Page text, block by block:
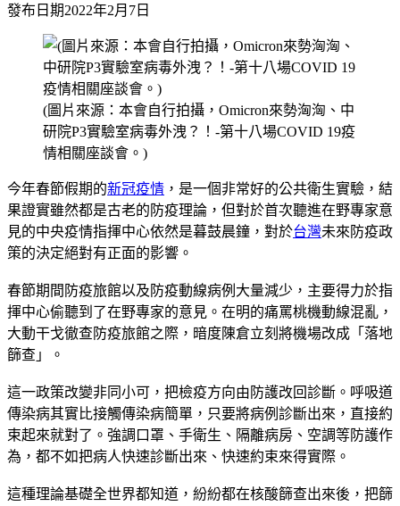
發布日期2022年2月7日
(圖片來源：本會自行拍攝，Omicron來勢洶洶、中
研院P3實驗室病毒外洩？！-第十八場COVID 19疫
情相關座談會。)
今年春節假期的新冠疫情 ，是一個非常好的公共衛生實驗，結
果證實雖然都是古老的防疫理論，但對於首次聽進在野專家意
見的中央疫情指揮中心依然是暮鼓晨鐘，對於台灣未來防疫政
策的決定絕對有正面的影響。
春節期間防疫旅館以及防疫動線病例大量減少，主要得力於指
揮中心偷聽到了在野專家的意見。在明的痛罵桃機動線混亂，
大動干戈徹查防疫旅館之際，暗度陳倉立刻將機場改成「落地
篩查」。
這一政策改變非同小可，把檢疫方向由防護改回診斷。呼吸道
傳染病其實比接觸傳染病簡單，只要將病例診斷出來，直接約
束起來就對了。強調口罩、手衛生、隔離病房、空調等防護作
為，都不如把病人快速診斷出來、快速約束來得實際。
這種理論基礎全世界都知道，紛紛都在核酸篩查出來後，把篩